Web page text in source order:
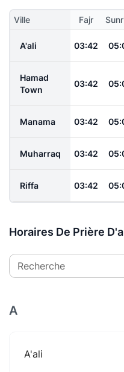
Ville Fajr
A'ali 03:42
Hamad
Town
03:42
Manama 03:42
Muharraq 03:42
Riffa 03:42
Horaires De Prière
Recherche
A
A'ali